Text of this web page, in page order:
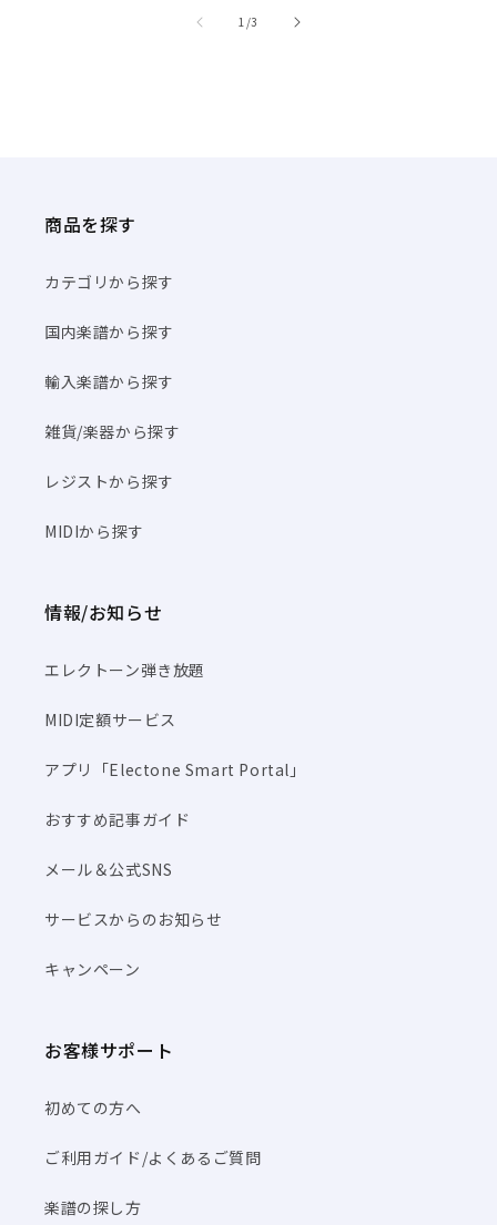
商品を探す
カテゴリから探す
国内楽譜から探す
輸入楽譜から探す
雑貨/楽器から探す
レジストから探す
MIDIから探す
情報/お知らせ
エレクトーン弾き放題
MIDI定額サービス
アプリ「Electone Smart Portal」
おすすめ記事ガイド
メール＆公式SNS
サービスからのお知らせ
キャンペーン
お客様サポート
初めての方へ
ご利用ガイド/よくあるご質問
楽譜の探し方